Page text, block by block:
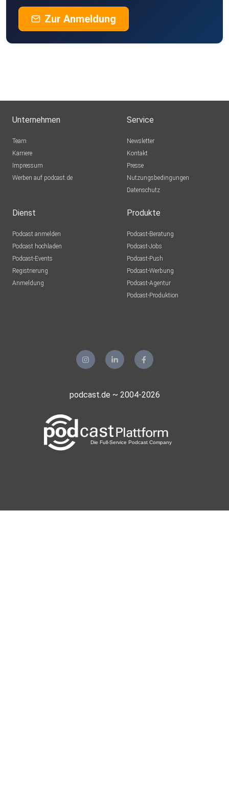
Zur Anmeldung
Unternehmen
Team
Karriere
Impressum
Werben auf podcast.de
Service
Newsletter
Kontakt
Presse
Nutzungsbedingungen
Datenschutz
Dienst
Podcast anmelden
Podcast hochladen
Podcast-Events
Registrierung
Anmeldung
Produkte
Podcast-Beratung
Podcast-Jobs
Podcast-Push
Podcast-Werbung
Podcast-Agentur
Podcast-Produktion
podcast.de ~ 2004-2026